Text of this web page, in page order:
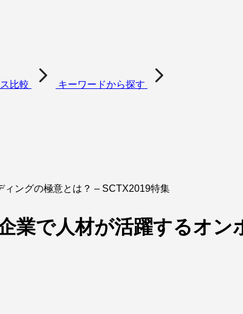
比較 キーワードから探す
ィングの極意とは？ – SCTX2019特集
業で人材が活躍するオ